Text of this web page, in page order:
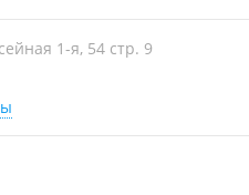
1-я, 54 стр. 9